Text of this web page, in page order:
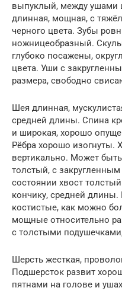
выпуклый, между ушами
длинная, мощная, с
черного цвета. Зубы
ножницеобразный.
глубоко посажены,
цвета. Уши с
размера, свободно
Шея длинная,
средней длины. Спина
и широкая, хорошо
Рёбра хорошо изогнуты.
вертикально. Может
толстый, с
состоянии хвост
кончику, средней длины.
костистые, как можно
мощные относительно
с толстыми
Шерсть жесткая,
Подшерсток развит
пятнами на голове и